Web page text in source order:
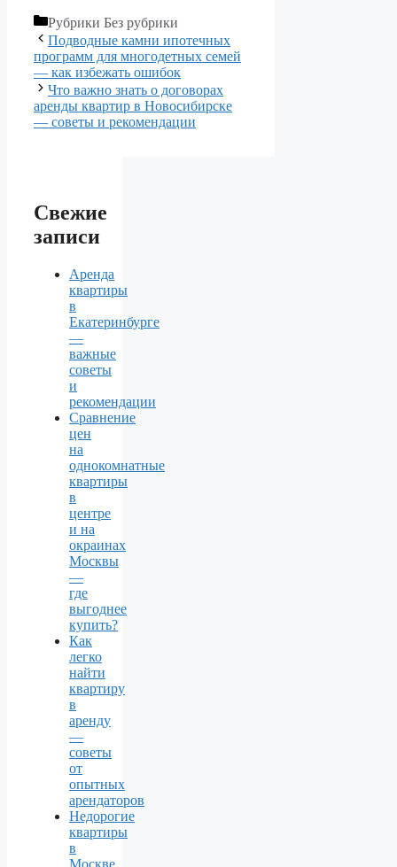
Рубрики Без рубрики
Подводные камни ипотечных
программ для многодетных семей
— как избежать ошибок
Что важно знать о договорах
аренды квартир в Новосибирске
— советы и рекомендации
Свежие
записи
Аренда
квартиры
в
Екатеринбурге
—
важные
советы
и
рекомендации
Сравнение
цен
на
однокомнатные
квартиры
в
центре
и на
окраинах
Москвы
—
где
выгоднее
купить?
Как
легко
найти
квартиру
в
аренду
—
советы
от
опытных
арендаторов
Недорогие
квартиры
в